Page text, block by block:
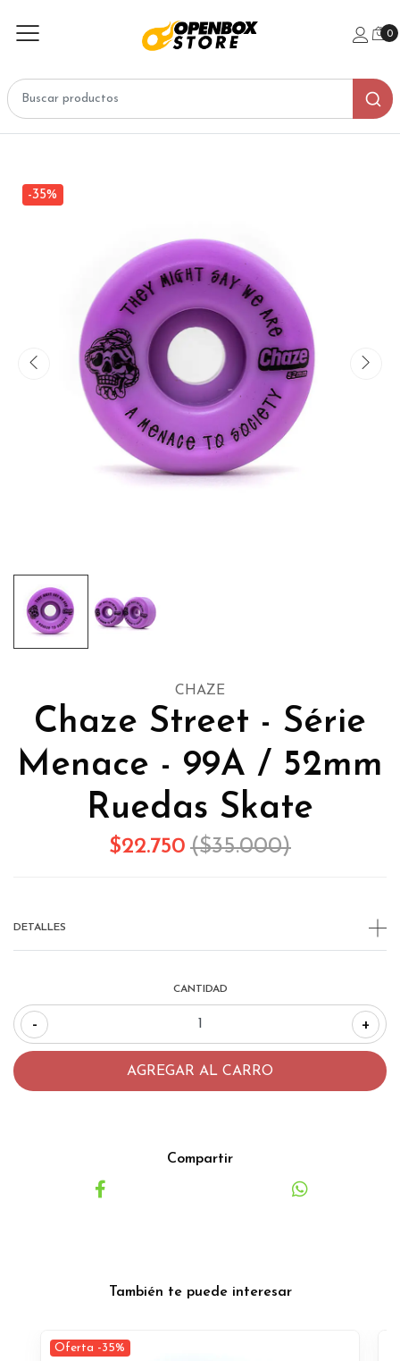
0
-35%
CHAZE
Chaze Street - Série
Menace - 99A / 52mm
Ruedas Skate
$22.750 ($35.000)
DETALLES
CANTIDAD
- +
Compartir
También te puede interesar
Oferta -35%